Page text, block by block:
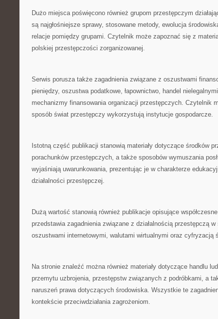
Dużo miejsca poświęcono również grupom przestępczym
są najgłośniejsze sprawy, stosowane metody, ewolucja
relacje pomiędzy grupami. Czytelnik może zapoznać się z
polskiej przestępczości zorganizowanej.
Serwis porusza także zagadnienia związane z oszustwami
pieniędzy, oszustwa podatkowe, łapownictwo, handel
mechanizmy finansowania organizacji przestępczych. Czytelnik
sposób świat przestępczy wykorzystują instytucje gospodarcze.
Istotną część publikacji stanowią materiały dotyczące środków
porachunków przestępczych, a także sposobów wymuszania
wyjaśniają uwarunkowania, prezentując je w charakterze
działalności przestępczej.
Dużą wartość stanowią również publikacje opisujące
przedstawia zagadnienia związane z działalnością przestępczą
oszustwami internetowymi, walutami wirtualnymi oraz cyfryzacją
Na stronie znaleźć można również materiały dotyczące handlu
przemytu uzbrojenia, przestępstw związanych z podróbkami, a
naruszeń prawa dotyczących środowiska. Wszystkie te
kontekście przeciwdziałania zagrożeniom.